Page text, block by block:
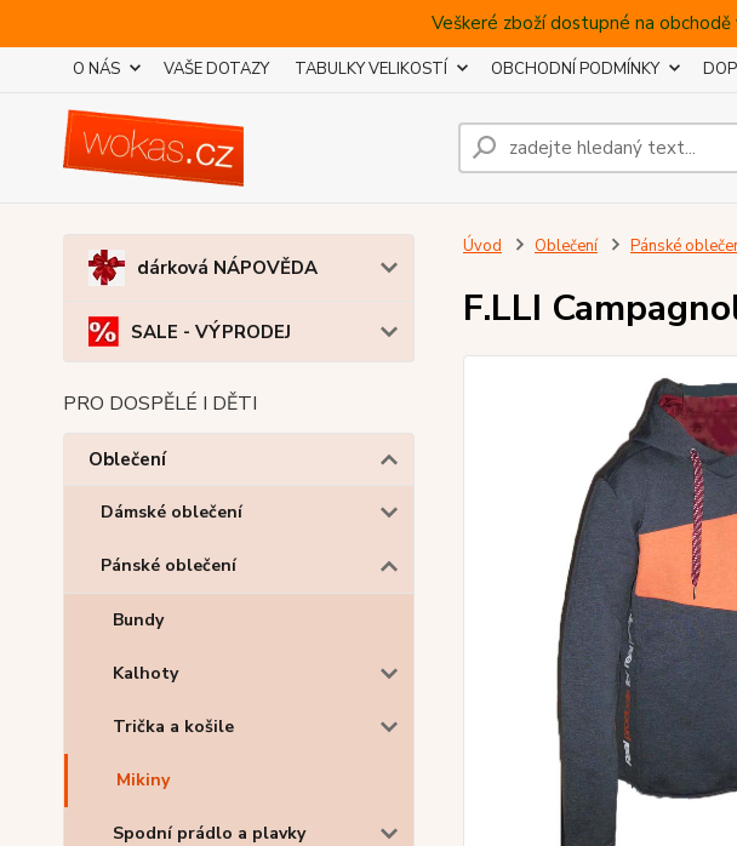
Veškeré zboží dostupné na
O NÁS VAŠE DOTAZY TABULKY VELIKOSTÍ OBCHODNÍ PODMÍNKY
dárková NÁPOVĚDA
SALE - VÝPRODEJ
PRO DOSPĚLÉ I DĚTI
Oblečení
Dámské oblečení
Pánské oblečení
Bundy
Kalhoty
Trička a košile
Mikiny
Spodní prádlo a plavky
Úvod Oblečení Pánské
F.LLI